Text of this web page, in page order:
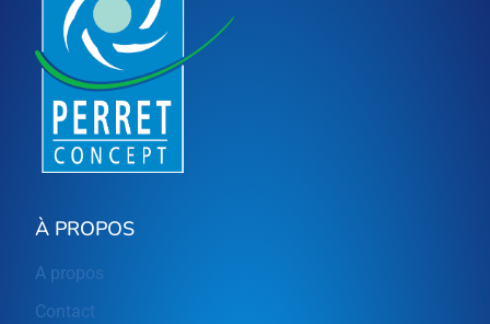
À PROPOS
A propos
Contact